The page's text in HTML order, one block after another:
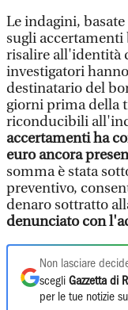
Le indagini,
sugli accertamenti
risalire all'identità
investigatori
destinatario del
giorni prima della
riconducibili
accertamenti ha
euro ancora
somma è stata
preventivo,
denaro sottratto
denunciato con
Non lasciare
scegli Gazzetta di
per le tue notizie